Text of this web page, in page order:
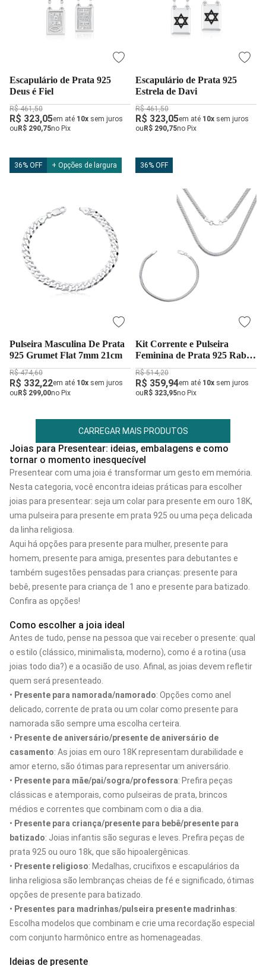
Escapulário de Prata 925
Deus é Fiel
R$ 461,50
R$ 323,05em até 10x sem juros
ou R$ 290,75no Pix
Escapulário de Prata 925
Estrela de Davi
R$ 461,50
R$ 323,05em até 10x sem juros
ou R$ 290,75no Pix
36% OFF + Opções de largura
Pulseira Masculina De Prata
925 Grumet Flat 7mm 21cm
R$ 474,60
R$ 332,22em até 10x sem juros
ouR$ 299,00no Pix
36% OFF
Kit Corrente e Pulseira
Feminina de Prata 925 Rabo
de Rato Achatada 45cm 3mm
R$ 514,20
R$ 359,94em até 10x sem juros
ouR$ 323,95no Pix
CARREGAR MAIS PRODUTOS
Joias para Presentear: ideias, embalagens e como
tornar o momento inesquecível
Presentear com uma joia é transformar um gesto em memória.
Nesta categoria, você encontra ideias práticas para escolher
joias para presentear: seja um colar para presente em ouro 18K,
uma pulseira para presente em prata 925 ou uma peça delicada
da linha religiosa.
Aqui há opções para presente para mulher, presente para
homem, presente para amiga, presentes para debutantes e
também sugestões pensadas para crianças: presente para
bebê, presente para criança de 1 ano e presente para batizado.
Confira as opções!
Como escolher a joia ideal
Antes de tudo, pense na pessoa que vai receber o presente: qual
o estilo (clássico, minimalista, moderno), como é a rotina (usa
joias todo dia?) e a ocasião de uso. Afinal, as joias devem refletir
quem será presenteado.
• Presente para namorada/namorado: Opções como anel
delicado, corrente de prata ou um colar como presente para
namorada são sempre uma escolha certeira.
• Presente de aniversário/presente de aniversário de
casamento: As joias em ouro 18K representam durabilidade e
amor eterno, são ótimas para representar um aniversário.
• Presente para mãe/pai/sogra/professora: Prefira peças
clássicas e atemporais, como pulseiras de prata, brincos
médios e correntes que combinam com o dia a dia.
• Presente para criança/presente para bebê/presente para
batizado: Joias infantis são seguras e leves. Prefira peças de
prata 925 ou ouro 18k, que são hipoalergênicas.
• Presente religioso: Medalhas, crucifixos e escapulários da
linha religiosa são lembranças cheias de fé e significado, ótimas
opções de presente para batizado.
• Presentes para madrinhas/pulseira presente madrinhas:
Escolha modelos que combinam e crie uma recordação especial
com conjunto harmônico entre as homenageadas.
Ideias de presente